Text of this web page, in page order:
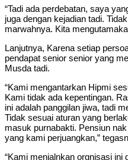
“Tadi ada perdebatan, saya
juga dengan kejadian tadi.
marwahnya. Kita
Lanjutnya, Karena setiap
pendapat senior senior yang
Musda tadi.
“Kami mengantarkan Hipmi
Kami tidak ada kepentingan.
ini adalah panggilan jiwa, tadi
Tidak sesuai aturan yang
masuk purnabakti. Pensiun
yang kami perjuangkan,”
“Kami menjalnkan orgnisasi ini